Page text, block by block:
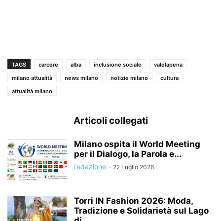
TAGS carcere alba inclusione sociale
valelapena
milano attualità
news milano notizie milano
cultura
attualità milano
Articoli collegati
Milano ospita il World Meeting
per il Dialogo, la Parola e...
redazione - 22 Luglio 2026
Torri IN Fashion 2026: Moda,
Tradizione e Solidarietà sul Lago